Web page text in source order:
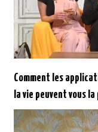
Comment les
la vie peuvent vous